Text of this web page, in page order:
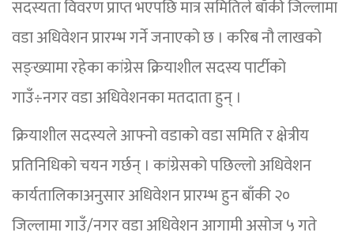
सदस्यता विवरण प्राप्त भएपछि मात्र समितिले बाँकी जिल्लामा
वडा अधिवेशन प्रारम्भ गर्ने जनाएको छ । करिब नौ लाखको
सङ्ख्यामा रहेका कांग्रेस क्रियाशील सदस्य पार्टीको
गाउँ÷नगर वडा अधिवेशनका मतदाता हुन् ।
क्रियाशील सदस्यले आफ्नो वडाको वडा समिति र क्षेत्रीय
प्रतिनिधिको चयन गर्छन् । कांग्रेसको पछिल्लो अधिवेशन
कार्यतालिकाअनुसार अधिवेशन प्रारम्भ हुन बाँकी २०
जिल्लामा गाउँ/नगर वडा अधिवेशन आगामी असोज ५ गते